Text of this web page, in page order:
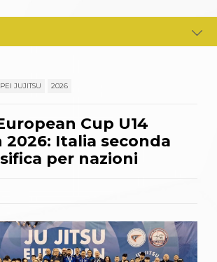
Giustizia Sportiva
Partners
La disciplina
News
Attività Didattica
Gare e Risultati
La disciplina
News
Gare e Risultati
JUJITSU 2026
Cup U14
2026: Italia seconda
per nazioni